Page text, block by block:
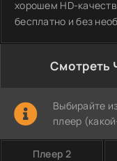
хорошем HD-
бесплатно и без
Смотреть
Выбирайте
плеер
Плеер 2